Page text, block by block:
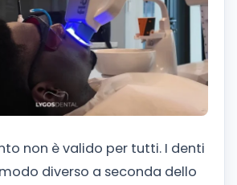
non è valido per tutti. I denti
diverso a seconda dello